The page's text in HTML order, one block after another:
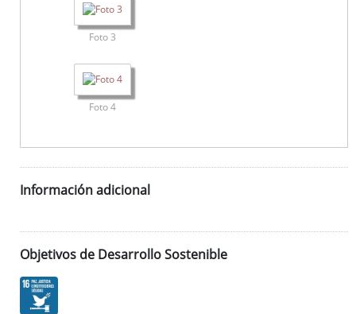
Foto 3
Foto 4
Información adicional
Objetivos de Desarrollo Sostenible